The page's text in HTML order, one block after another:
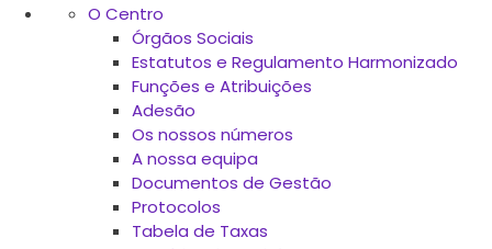
O Centro
Órgãos Sociais
Estatutos e Regulamento Harmonizado
Funções e Atribuições
Adesão
Os nossos números
A nossa equipa
Documentos de Gestão
Protocolos
Tabela de Taxas